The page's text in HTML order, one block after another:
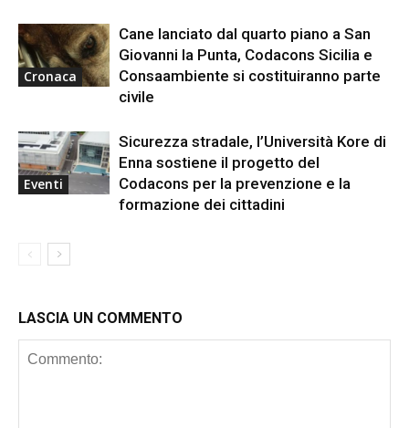
Cronaca
Cane lanciato dal quarto piano a San
Giovanni la Punta, Codacons Sicilia e
Consaambiente si costituiranno parte
civile
Eventi
Sicurezza stradale, l’Università Kore di
Enna sostiene il progetto del
Codacons per la prevenzione e la
formazione dei cittadini
LASCIA UN COMMENTO